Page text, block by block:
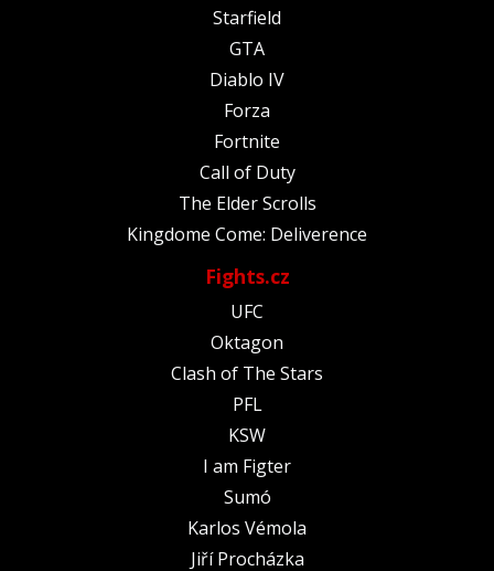
Starfield
GTA
Diablo IV
Forza
Fortnite
Call of Duty
The Elder Scrolls
Kingdome Come: Deliverence
Fights.cz
UFC
Oktagon
Clash of The Stars
PFL
KSW
I am Figter
Sumó
Karlos Vémola
Jiří Procházka